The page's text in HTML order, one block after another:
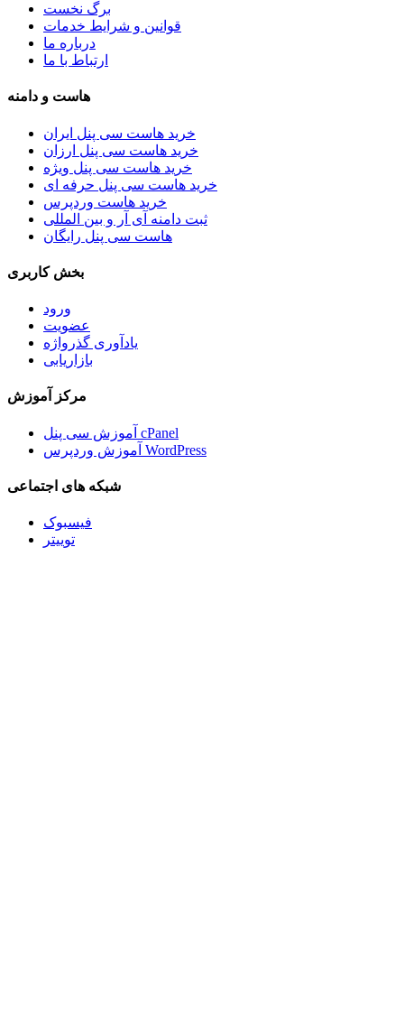
برگ نخست
قوانین و شرایط خدمات
درباره ما
ارتباط با ما
هاست و دامنه
خرید هاست سی پنل ایران
خرید هاست سی پنل ارزان
خرید هاست سی پنل ویژه
خرید هاست سی پنل حرفه ای
خرید هاست وردپرس
ثبت دامنه آی آر و بین المللی
هاست سی پنل رایگان
بخش کاربری
ورود
عضویت
یادآوری گذرواژه
بازاریابی
مرکز آموزش
آموزش سی پنل cPanel
آموزش وردپرس WordPress
شبکه های اجتماعی
فیسبوک
توییتر